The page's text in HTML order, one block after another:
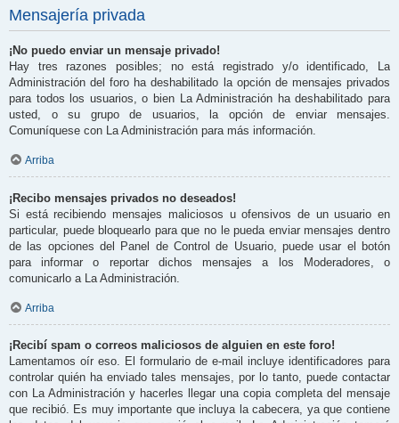
Mensajería privada
¡No puedo enviar un mensaje privado!
Hay tres razones posibles; no está registrado y/o identificado, La
Administración del foro ha deshabilitado la opción de mensajes privados
para todos los usuarios, o bien La Administración ha deshabilitado para
usted, o su grupo de usuarios, la opción de enviar mensajes.
Comuníquese con La Administración para más información.
Arriba
¡Recibo mensajes privados no deseados!
Si está recibiendo mensajes maliciosos u ofensivos de un usuario en
particular, puede bloquearlo para que no le pueda enviar mensajes dentro
de las opciones del Panel de Control de Usuario, puede usar el botón
para informar o reportar dichos mensajes a los Moderadores, o
comunicarlo a La Administración.
Arriba
¡Recibí spam o correos maliciosos de alguien en este foro!
Lamentamos oír eso. El formulario de e-mail incluye identificadores para
controlar quién ha enviado tales mensajes, por lo tanto, puede contactar
con La Administración y hacerles llegar una copia completa del mensaje
que recibió. Es muy importante que incluya la cabecera, ya que contiene